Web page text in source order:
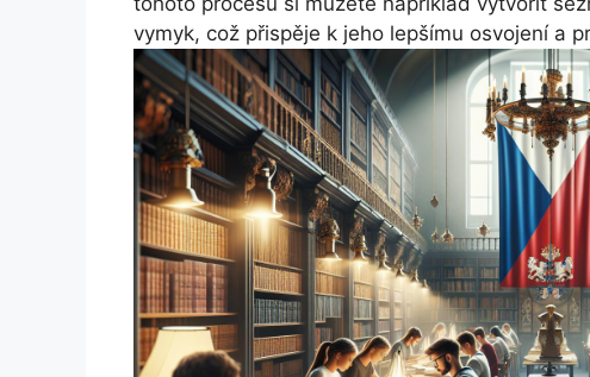
vymyk, což přispěje k jeho lepšímu osvojení a